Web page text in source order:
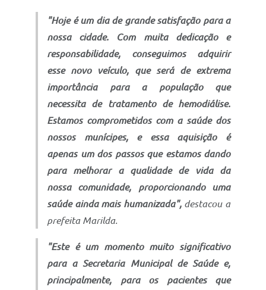
"Hoje é um dia de grande satisfação para a
nossa cidade. Com muita dedicação e
responsabilidade, conseguimos adquirir
esse novo veículo, que será de extrema
importância para a população que
necessita de tratamento de hemodiálise.
Estamos comprometidos com a saúde dos
nossos munícipes, e essa aquisição é
apenas um dos passos que estamos dando
para melhorar a qualidade de vida da
nossa comunidade, proporcionando uma
saúde ainda mais humanizada", destacou a
prefeita Marilda.
"Este é um momento muito significativo
para a Secretaria Municipal de Saúde e,
principalmente, para os pacientes que